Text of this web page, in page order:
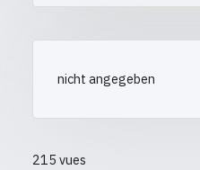
nicht angegeben
215 vues